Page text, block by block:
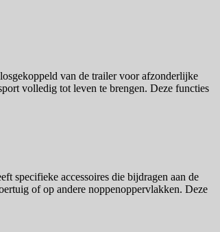
van de trailer voor afzonderlijke
volledig tot leven te brengen. Deze functies
specifieke accessoires die bijdragen aan de
of op andere noppenoppervlakken. Deze